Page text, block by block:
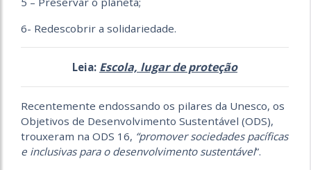
6- Redescobrir a solidariedade.
Leia: Escola, lugar de proteção
Recentemente endossando os pilares da Unesco, os
Objetivos de Desenvolvimento Sustentável (ODS),
trouxeram na ODS 16, “promover sociedades pacíficas
e inclusivas para o desenvolvimento sustentável”.